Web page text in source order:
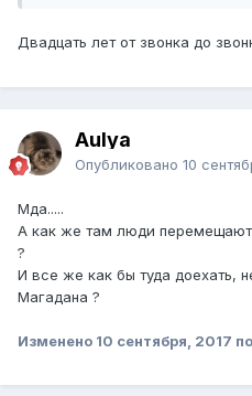
Двадцать лет от звонка до
Aulya
Опубликовано 10
Мда.....
А как же там люди
?
И все же как бы туда доехать,
Магадана ?
Изменено 10 сентября, 2017